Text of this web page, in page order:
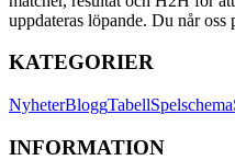
uppdateras löpande. Du når
KATEGORIER
NyheterBloggTabellSpelschema
INFORMATION